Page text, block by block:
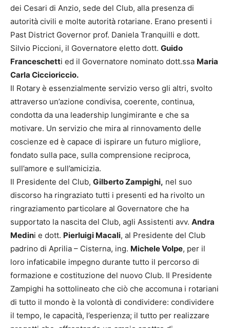
dei Cesari di Anzio, sede del Club, alla presenza di
autorità civili e molte autorità rotariane. Erano presenti i
Past District Governor prof. Daniela Tranquilli e dott.
Silvio Piccioni, il Governatore eletto dott. Guido
Franceschetti ed il Governatore nominato dott.ssa Maria
Carla Ciccioriccio.
Il Rotary è essenzialmente servizio verso gli altri, svolto
attraverso un’azione condivisa, coerente, continua,
condotta da una leadership lungimirante e che sa
motivare. Un servizio che mira al rinnovamento delle
coscienze ed è capace di ispirare un futuro migliore,
fondato sulla pace, sulla comprensione reciproca,
sull’amore e sull’amicizia.
Il Presidente del Club, Gilberto Zampighi, nel suo
discorso ha ringraziato tutti i presenti ed ha rivolto un
ringraziamento particolare al Governatore che ha
supportato la nascita del Club, agli Assistenti avv. Andra
Medini e dott. Pierluigi Macali, al Presidente del Club
padrino di Aprilia – Cisterna, ing. Michele Volpe, per il
loro infaticabile impegno durante tutto il percorso di
formazione e costituzione del nuovo Club. Il Presidente
Zampighi ha sottolineato che ciò che accomuna i rotariani
di tutto il mondo è la volontà di condividere: condividere
il tempo, le capacità, l’esperienza; il tutto per realizzare